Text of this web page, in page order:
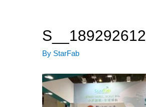
S__189292612
By StarFab